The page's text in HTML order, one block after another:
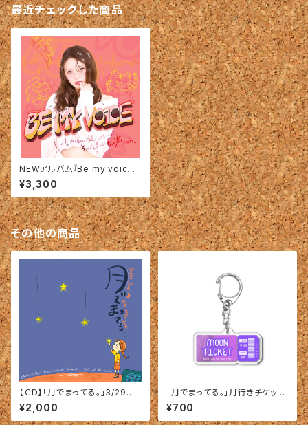
最近チェックした商品
NEWアルバム『Be my voic
e』‼︎
¥3,300
その他の商品
【ＣＤ】「月でまってる。」3/29リリ
ースＣＤ(3曲入り)
¥2,000
「月でまってる。」月行きチケット
のアクキーちゃん♪
¥700